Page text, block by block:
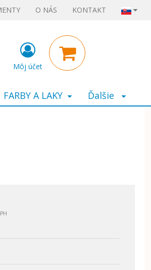
O NÁS KONTAKT
Môj účet
FARBY A LAKY Ďalšie